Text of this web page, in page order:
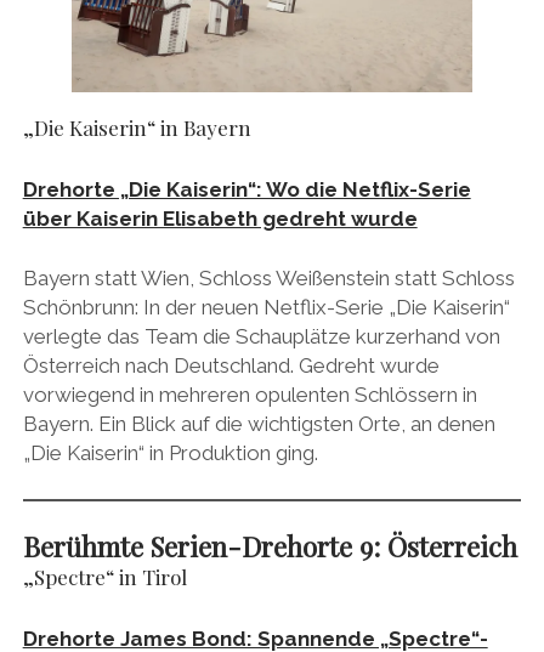
„Die Kaiserin“ in Bayern
Drehorte „Die Kaiserin“: Wo die Netflix-Serie
über Kaiserin Elisabeth gedreht wurde
Bayern statt Wien, Schloss Weißenstein statt Schloss
Schönbrunn: In der neuen Netflix-Serie „Die Kaiserin“
verlegte das Team die Schauplätze kurzerhand von
Österreich nach Deutschland. Gedreht wurde
vorwiegend in mehreren opulenten Schlössern in
Bayern. Ein Blick auf die wichtigsten Orte, an denen
„Die Kaiserin“ in Produktion ging.
Berühmte Serien-Drehorte 9: Österreich
„Spectre“ in Tirol
Drehorte James Bond: Spannende „Spectre“-